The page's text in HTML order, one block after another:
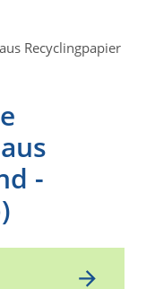
Recyclingpapier
-